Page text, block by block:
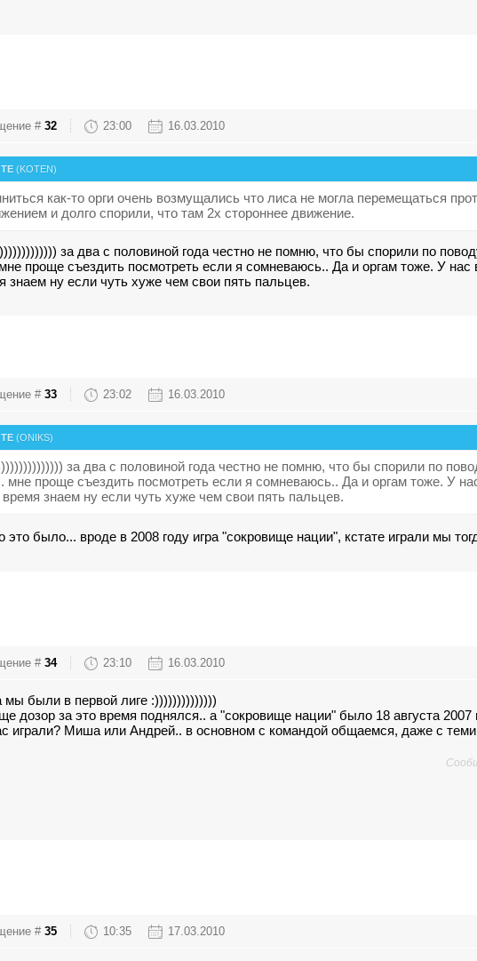
# 32 23:00 16.03.2010
(KOTEN)
как-то орги очень возмущались что лиса не могла перемещаться
и долго спорили, что там 2х стороннее движение.
за два с половиной года честно не помню, что бы спорили по
проще съездить посмотреть если я сомневаюсь.. Да и оргам тоже. У
знаем ну если чуть хуже чем свои пять пальцев.
# 33 23:02 16.03.2010
(ONIKS)
за два с половиной года честно не помню, что бы спорили по
мне проще съездить посмотреть если я сомневаюсь.. Да и оргам тоже. У
время знаем ну если чуть хуже чем свои пять пальцев.
это было... вроде в 2008 году игра "сокровище нации", кстате играли мы
# 34 23:10 16.03.2010
мы были в первой лиге :))))))))))))))
дозор за это время поднялся.. а "сокровище нации" было 18 августа 2007
играли? Миша или Андрей.. в основном с командой общаемся, даже с теми
# 35 10:35 17.03.2010